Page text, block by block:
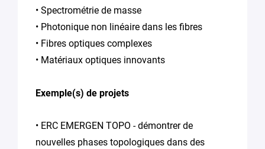
• Spectrométrie de masse
• Photonique non linéaire dans les fibres
• Fibres optiques complexes
• Matériaux optiques innovants
Exemple(s) de projets
• ERC EMERGEN TOPO - démontrer de
nouvelles phases topologiques dans des